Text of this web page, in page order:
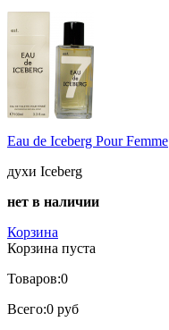
Eau de Iceberg Pour Femme
духи Iceberg
нет в наличии
Корзина
Корзина пуста
Товаров:0
Всего:0 руб